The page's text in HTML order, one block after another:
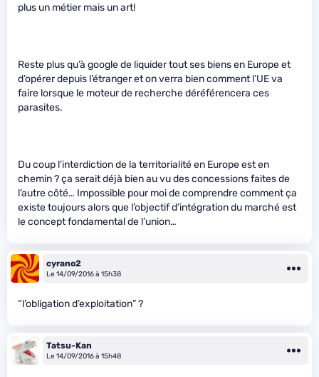
plus un métier mais un art!
Reste plus qu’à google de liquider tout ses biens en Europe et
d’opérer depuis l’étranger et on verra bien comment l’UE va
faire lorsque le moteur de recherche déréférencera ces
parasites.
Du coup l’interdiction de la territorialité en Europe est en
chemin ? ça serait déjà bien au vu des concessions faites de
l’autre côté… Impossible pour moi de comprendre comment ça
existe toujours alors que l’objectif d’intégration du marché est
le concept fondamental de l’union…
cyrano2
Le 14/09/2016 à 15h38
“l’obligation d’exploitation” ?
Tatsu-Kan
Le 14/09/2016 à 15h48